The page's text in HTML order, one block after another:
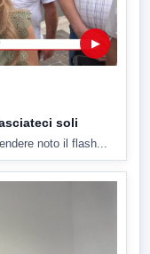
▶
soli
noto il flash...